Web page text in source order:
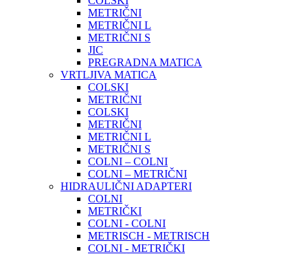
METRIČNI
METRIČNI L
METRIČNI S
JIC
PREGRADNA MATICA
VRTLJIVA MATICA
COLSKI
METRIČNI
COLSKI
METRIČNI
METRIČNI L
METRIČNI S
COLNI – COLNI
COLNI – METRIČNI
HIDRAULIČNI ADAPTERI
COLNI
METRIČKI
COLNI - COLNI
METRISCH - METRISCH
COLNI - METRIČKI